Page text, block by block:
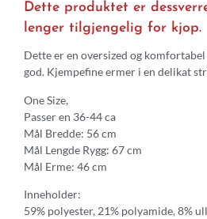
Dette produktet er
lenger tilgjengelig for kjop.
Dette er en oversized og
god. Kjempefine ermer i en delikat
One Size,
Passer en 36-44 ca
Mål Bredde: 56 cm
Mål Lengde Rygg: 67 cm
Mål Erme: 46 cm
Inneholder:
59% polyester, 21% polyamide, 8%